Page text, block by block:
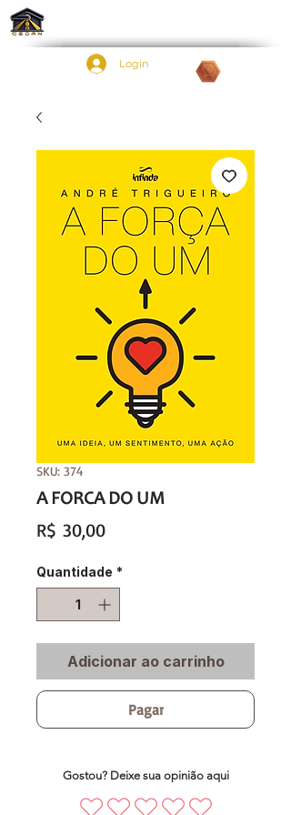
Login
SKU: 374
A FORCA DO UM
R$ 30,00Preço
Quantidade *
Adicionar ao carrinho
Pagar
Gostou? Deixe sua opinião aqui